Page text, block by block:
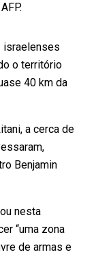
israelenses
o território
40 km da
a cerca de
Benjamin
nesta
“uma zona
de armas e